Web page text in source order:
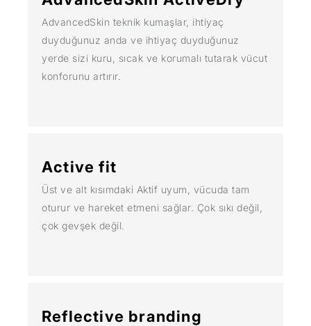
AdvancedSkin teknik kumaşlar, ihtiyaç
duyduğunuz anda ve ihtiyaç duyduğunuz
yerde sizi kuru, sıcak ve korumalı tutarak vücut
konforunu artırır.
Active fit
Üst ve alt kısımdaki Aktif uyum, vücuda tam
oturur ve hareket etmeni sağlar. Çok sıkı değil,
çok gevşek değil.
Reflective branding